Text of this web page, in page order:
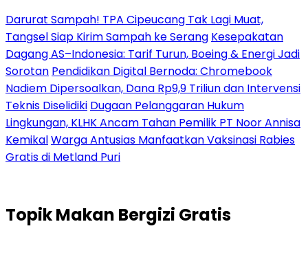
Darurat Sampah! TPA Cipeucang Tak Lagi Muat,
Tangsel Siap Kirim Sampah ke Serang Kesepakatan
Dagang AS–Indonesia: Tarif Turun, Boeing & Energi Jadi
Sorotan Pendidikan Digital Bernoda: Chromebook
Nadiem Dipersoalkan, Dana Rp9,9 Triliun dan Intervensi
Teknis Diselidiki Dugaan Pelanggaran Hukum
Lingkungan, KLHK Ancam Tahan Pemilik PT Noor Annisa
KemikalWarga Antusias Manfaatkan Vaksinasi Rabies
Gratis di Metland Puri
TopikMakan Bergizi Gratis